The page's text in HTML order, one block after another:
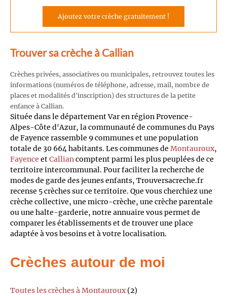
Ajoutez votre crèche gratuitement !
Trouver sa crèche à Callian
Crèches privées, associatives ou municipales, retrouvez toutes les
informations (numéros de téléphone, adresse, mail, nombre de
places et modalités d'inscription) des structures de la petite
enfance à Callian.
Située dans le département Var en région Provence-
Alpes-Côte d'Azur, la communauté de communes du Pays
de Fayence rassemble 9 communes et une population
totale de 30 664 habitants. Les communes de Montauroux,
Fayence etCalliancomptent parmi les plus peuplées de ce
territoire intercommunal. Pour faciliter la recherche de
modes de garde des jeunes enfants, Trouversacreche.fr
recense 5 crèches sur ce territoire. Que vous cherchiez une
crèche collective, une micro-crèche, une crèche parentale
ou une halte-garderie, notre annuaire vous permet de
comparer les établissements et de trouver une place
adaptée à vos besoins et à votre localisation.
Crèches autour de moi
Toutes les crèches à Montauroux(2)